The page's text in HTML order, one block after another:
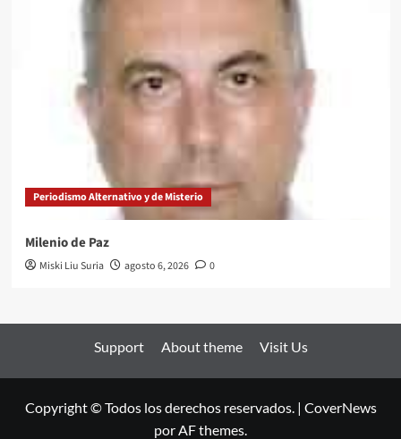
Periodismo Alternativo y de Misterio
Milenio de Paz
Miski Liu Suria agosto 6, 2026 0
Support About theme Visit Us
Copyright © Todos los derechos reservados. | CoverNews
por AF themes.